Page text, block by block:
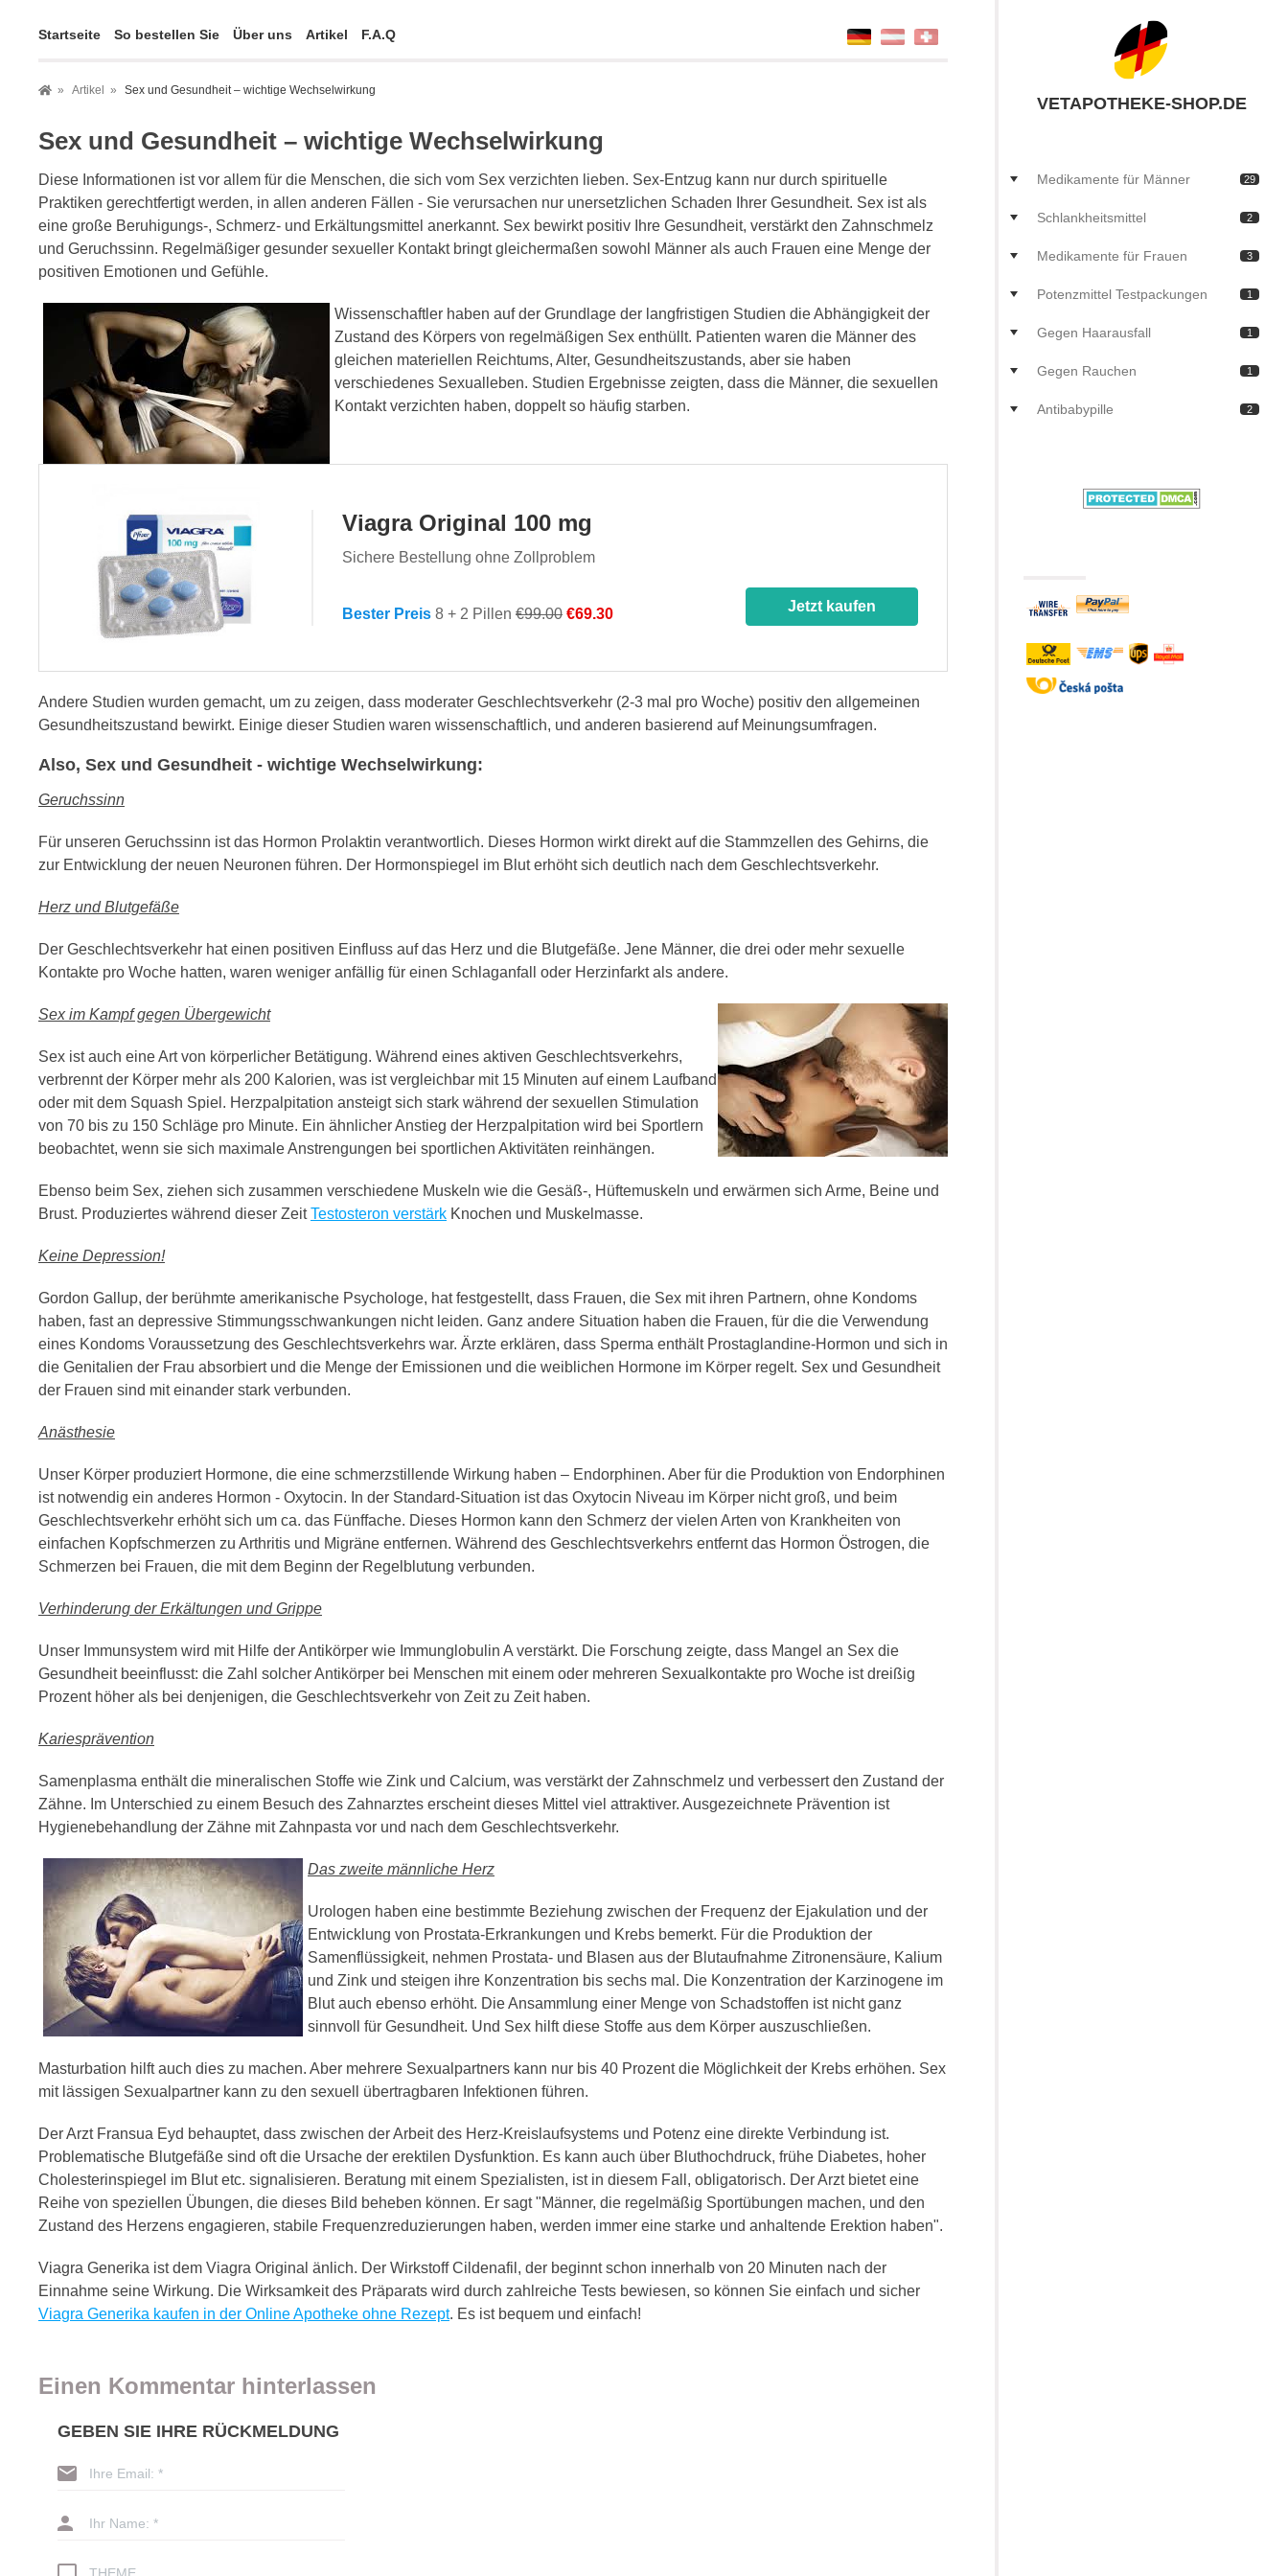
Startseite So bestellen Sie Über uns Artikel F.A.Q
Artikel Sex und Gesundheit – wichtige Wechselwirkung
Sex und Gesundheit – wichtige Wechselwirkung
Diese Informationen ist vor allem für die Menschen, die sich vom Sex verzichten lieben. Sex-Entzug kann nur durch spirituelle
Praktiken gerechtfertigt werden, in allen anderen Fällen - Sie verursachen nur unersetzlichen Schaden Ihrer Gesundheit. Sex ist als
eine große Beruhigungs-, Schmerz- und Erkältungsmittel anerkannt. Sex bewirkt positiv Ihre Gesundheit, verstärkt den Zahnschmelz
und Geruchssinn. Regelmäßiger gesunder sexueller Kontakt bringt gleichermaßen sowohl Männer als auch Frauen eine Menge der
positiven Emotionen und Gefühle.
Wissenschaftler haben auf der Grundlage der langfristigen Studien die Abhängigkeit der
Zustand des Körpers von regelmäßigen Sex enthüllt. Patienten waren die Männer des
gleichen materiellen Reichtums, Alter, Gesundheitszustands, aber sie haben
verschiedenes Sexualleben. Studien Ergebnisse zeigten, dass die Männer, die sexuellen
Kontakt verzichten haben, doppelt so häufig starben.
Viagra Original 100 mg
Sichere Bestellung ohne Zollproblem
Bester Preis 8 + 2 Pillen€99.00 €69.30 Jetzt kaufen
Andere Studien wurden gemacht, um zu zeigen, dass moderater Geschlechtsverkehr (2-3 mal pro Woche) positiv den allgemeinen
Gesundheitszustand bewirkt. Einige dieser Studien waren wissenschaftlich, und anderen basierend auf Meinungsumfragen.
Also, Sex und Gesundheit - wichtige Wechselwirkung:
Geruchssinn
Für unseren Geruchssinn ist das Hormon Prolaktin verantwortlich. Dieses Hormon wirkt direkt auf die Stammzellen des Gehirns, die
zur Entwicklung der neuen Neuronen führen. Der Hormonspiegel im Blut erhöht sich deutlich nach dem Geschlechtsverkehr.
Herz und Blutgefäße
Der Geschlechtsverkehr hat einen positiven Einfluss auf das Herz und die Blutgefäße. Jene Männer, die drei oder mehr sexuelle
Kontakte pro Woche hatten, waren weniger anfällig für einen Schlaganfall oder Herzinfarkt als andere.
Sex im Kampf gegen Übergewicht
Sex ist auch eine Art von körperlicher Betätigung. Während eines aktiven Geschlechtsverkehrs,
verbrennt der Körper mehr als 200 Kalorien, was ist vergleichbar mit 15 Minuten auf einem Laufband
oder mit dem Squash Spiel. Herzpalpitation ansteigt sich stark während der sexuellen Stimulation
von 70 bis zu 150 Schläge pro Minute. Ein ähnlicher Anstieg der Herzpalpitation wird bei Sportlern
beobachtet, wenn sie sich maximale Anstrengungen bei sportlichen Aktivitäten reinhängen.
Ebenso beim Sex, ziehen sich zusammen verschiedene Muskeln wie die Gesäß-, Hüftemuskeln und erwärmen sich Arme, Beine und
Brust. Produziertes während dieser ZeitTestosteron verstärk Knochen und Muskelmasse.
Keine Depression!
Gordon Gallup, der berühmte amerikanische Psychologe, hat festgestellt, dass Frauen, die Sex mit ihren Partnern, ohne Kondoms
haben, fast an depressive Stimmungsschwankungen nicht leiden. Ganz andere Situation haben die Frauen, für die die Verwendung
eines Kondoms Voraussetzung des Geschlechtsverkehrs war. Ärzte erklären, dass Sperma enthält Prostaglandine-Hormon und sich in
die Genitalien der Frau absorbiert und die Menge der Emissionen und die weiblichen Hormone im Körper regelt. Sex und Gesundheit
der Frauen sind mit einander stark verbunden.
Anästhesie
Unser Körper produziert Hormone, die eine schmerzstillende Wirkung haben – Endorphinen. Aber für die Produktion von Endorphinen
ist notwendig ein anderes Hormon - Oxytocin. In der Standard-Situation ist das Oxytocin Niveau im Körper nicht groß, und beim
Geschlechtsverkehr erhöht sich um ca. das Fünffache. Dieses Hormon kann den Schmerz der vielen Arten von Krankheiten von
einfachen Kopfschmerzen zu Arthritis und Migräne entfernen. Während des Geschlechtsverkehrs entfernt das Hormon Östrogen, die
Schmerzen bei Frauen, die mit dem Beginn der Regelblutung verbunden.
Verhinderung der Erkältungen und Grippe
Unser Immunsystem wird mit Hilfe der Antikörper wie Immunglobulin A verstärkt. Die Forschung zeigte, dass Mangel an Sex die
Gesundheit beeinflusst: die Zahl solcher Antikörper bei Menschen mit einem oder mehreren Sexualkontakte pro Woche ist dreißig
Prozent höher als bei denjenigen, die Geschlechtsverkehr von Zeit zu Zeit haben.
Kariesprävention
Samenplasma enthält die mineralischen Stoffe wie Zink und Calcium, was verstärkt der Zahnschmelz und verbessert den Zustand der
Zähne. Im Unterschied zu einem Besuch des Zahnarztes erscheint dieses Mittel viel attraktiver. Ausgezeichnete Prävention ist
Hygienebehandlung der Zähne mit Zahnpasta vor und nach dem Geschlechtsverkehr.
Das zweite männliche Herz
Urologen haben eine bestimmte Beziehung zwischen der Frequenz der Ejakulation und der
Entwicklung von Prostata-Erkrankungen und Krebs bemerkt. Für die Produktion der
Samenflüssigkeit, nehmen Prostata- und Blasen aus der Blutaufnahme Zitronensäure, Kalium
und Zink und steigen ihre Konzentration bis sechs mal. Die Konzentration der Karzinogene im
Blut auch ebenso erhöht. Die Ansammlung einer Menge von Schadstoffen ist nicht ganz
sinnvoll für Gesundheit. Und Sex hilft diese Stoffe aus dem Körper auszuschließen.
Masturbation hilft auch dies zu machen. Aber mehrere Sexualpartners kann nur bis 40 Prozent die Möglichkeit der Krebs erhöhen. Sex
mit lässigen Sexualpartner kann zu den sexuell übertragbaren Infektionen führen.
Der Arzt Fransua Eyd behauptet, dass zwischen der Arbeit des Herz-Kreislaufsystems und Potenz eine direkte Verbindung ist.
Problematische Blutgefäße sind oft die Ursache der erektilen Dysfunktion. Es kann auch über Bluthochdruck, frühe Diabetes, hoher
Cholesterinspiegel im Blut etc. signalisieren. Beratung mit einem Spezialisten, ist in diesem Fall, obligatorisch. Der Arzt bietet eine
Reihe von speziellen Übungen, die dieses Bild beheben können. Er sagt "Männer, die regelmäßig Sportübungen machen, und den
Zustand des Herzens engagieren, stabile Frequenzreduzierungen haben, werden immer eine starke und anhaltende Erektion haben".
Viagra Generika ist dem Viagra Original änlich. Der Wirkstoff Cildenafil, der beginnt schon innerhalb von 20 Minuten nach der
Einnahme seine Wirkung. Die Wirksamkeit des Präparats wird durch zahlreiche Tests bewiesen, so können Sie einfach und sicher
Viagra Generika kaufen in der Online Apotheke ohne Rezept. Es ist bequem und einfach!
Einen Kommentar hinterlassen
GEBEN SIE IHRE RÜCKMELDUNG
Ihre Email: *
Ihr Name: *
VETAPOTHEKE-SHOP.DE
Medikamente für Männer 29
Schlankheitsmittel 2
Medikamente für Frauen 3
Potenzmittel Testpackungen 1
Gegen Haarausfall 1
Gegen Rauchen 1
Antibabypille 2